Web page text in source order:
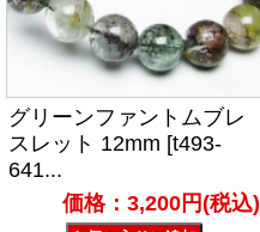
グリーンファントムブレ
スレット 12mm [t493-
641...
価格：3,200円(税込)